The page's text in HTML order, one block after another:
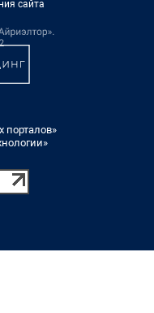
сайта
порталов»